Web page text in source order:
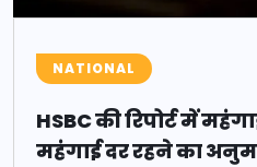
NATIONAL
HSBC की रिपोर्ट में
महंगाई दर रहने का